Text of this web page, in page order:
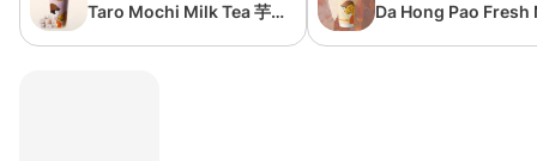
Taro Mochi Milk Tea 芋泥
Da Hong Pao Fresh